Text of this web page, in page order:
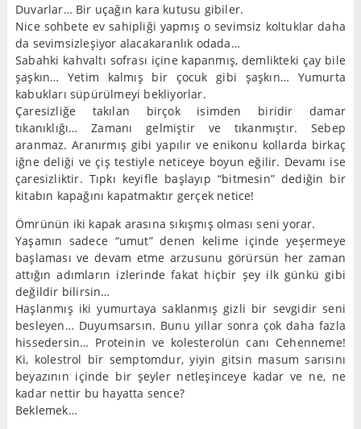
Duvarlar… Bir uçağın kara kutusu gibiler.
Nice sohbete ev sahipliği yapmış o sevimsiz koltuklar daha
da sevimsizleşiyor alacakaranlık odada…
Sabahki kahvaltı sofrası içine kapanmış, demlikteki çay bile
şaşkın… Yetim kalmış bir çocuk gibi şaşkın… Yumurta
kabukları süpürülmeyi bekliyorlar.
Çaresizliğe takılan birçok isimden biridir damar
tıkanıklığı… Zamanı gelmiştir ve tıkanmıştır. Sebep
aranmaz. Aranırmış gibi yapılır ve enikonu kollarda birkaç
iğne deliği ve çiş testiyle neticeye boyun eğilir. Devamı ise
çaresizliktir. Tıpkı keyifle başlayıp “bitmesin” dediğin bir
kitabın kapağını kapatmaktır gerçek netice!
Ömrünün iki kapak arasına sıkışmış olması seni yorar.
Yaşamın sadece “umut” denen kelime içinde yeşermeye
başlaması ve devam etme arzusunu görürsün her zaman
attığın adımların izlerinde fakat hiçbir şey ilk günkü gibi
değildir bilirsin…
Haşlanmış iki yumurtaya saklanmış gizli bir sevgidir seni
besleyen… Duyumsarsın. Bunu yıllar sonra çok daha fazla
hissedersin… Proteinin ve kolesterolün canı Cehenneme!
Ki, kolestrol bir semptomdur, yiyin gitsin masum sarısını
beyazının içinde bir şeyler netleşinceye kadar ve ne, ne
kadar nettir bu hayatta sence?
Beklemek…